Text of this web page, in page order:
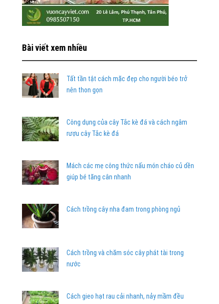
Bài viết xem nhiều
Tất tần tật cách mặc đẹp cho người béo trở
nên thon gọn
Công dụng của cây Tắc kè đá và cách ngâm
rượu cây Tắc kè đá
Mách các mẹ công thức nấu món cháo củ dền
giúp bé tăng cân nhanh
Cách trồng cây nha đam trong phòng ngủ
Cách trồng và chăm sóc cây phát tài trong
nước
Cách gieo hạt rau cải nhanh, nảy mầm đều